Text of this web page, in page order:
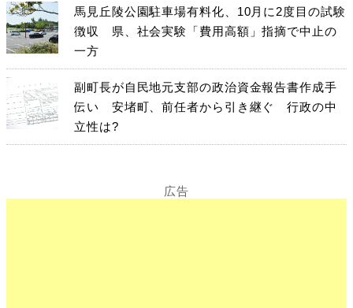
馬見丘陵公園駐車場有料化、10月に2度目の試験
徴収 県、社会実験「費用高額」指摘で中止の
一方
副町長が自民地元支部の政治資金報告書作成手
伝い 安堵町、前任者から引き継ぐ 行政の中
立性は?